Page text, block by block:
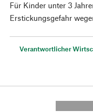
Für Kinder unter 3
Erstickungsgefahr
Verantwortlicher